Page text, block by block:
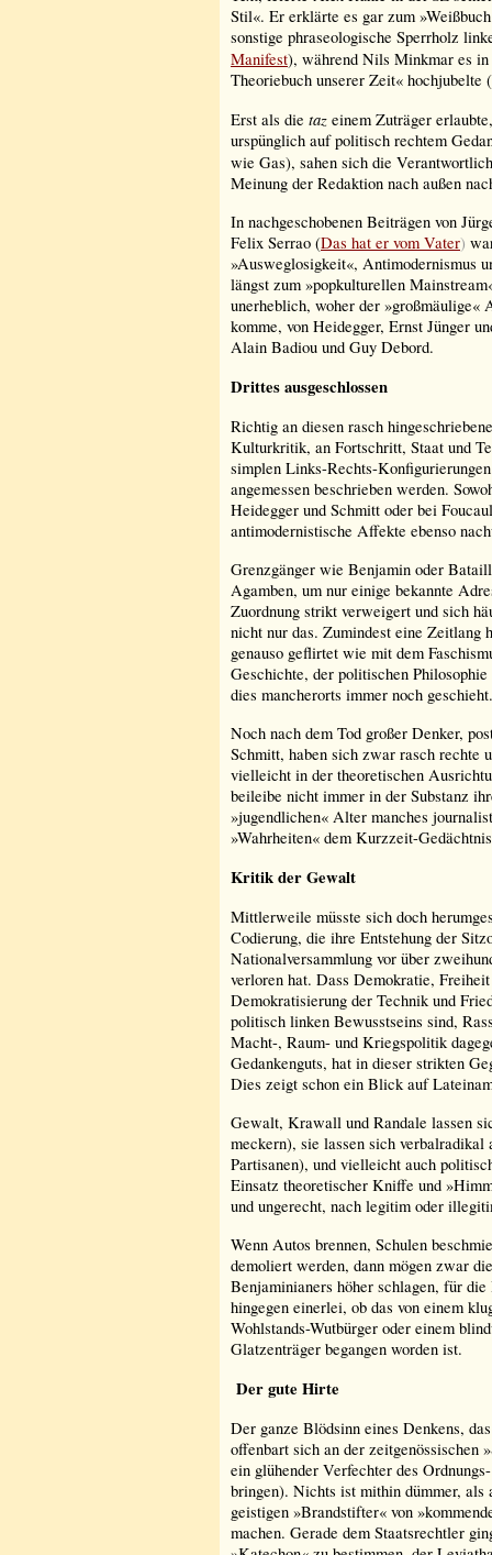
Stil«. Er erklärte es gar zum
sonstige phraseologische Sperrholz
Manifest), während Nils Minkmar es
Theoriebuch unserer Zeit« hochjubelte (
Erst als die taz einem Zuträger
urspünglich auf politisch rechtem
wie Gas), sahen sich die
Meinung der Redaktion nach außen
In nachgeschobenen Beiträgen von
Felix Serrao (Das hat er vom Vater)
»Ausweglosigkeit«, Antimodernismus
längst zum »popkulturellen
unerheblich, woher der
komme, von Heidegger, Ernst Jünger
Alain Badiou und Guy Debord.
Drittes ausgeschlossen
Richtig an diesen rasch
Kulturkritik, an Fortschritt, Staat und
simplen Links-Rechts-
angemessen beschrieben werden.
Heidegger und Schmitt oder bei
antimodernistische Affekte ebenso
Grenzgänger wie Benjamin oder
Agamben, um nur einige bekannte
Zuordnung strikt verweigert und sich
nicht nur das. Zumindest eine Zeitlang
genauso geflirtet wie mit dem
Geschichte, der politischen
dies mancherorts immer noch geschieht.
Noch nach dem Tod großer Denker,
Schmitt, haben sich zwar rasch rechte
vielleicht in der theoretischen
beileibe nicht immer in der Substanz
»jugendlichen« Alter manches
»Wahrheiten« dem Kurzzeit-
Kritik der Gewalt
Mittlerweile müsste sich doch
Codierung, die ihre Entstehung der
Nationalversammlung vor über
verloren hat. Dass Demokratie,
Demokratisierung der Technik und
politisch linken Bewusstseins sind,
Macht-, Raum- und Kriegspolitik
Gedankenguts, hat in dieser strikten
Dies zeigt schon ein Blick auf
Gewalt, Krawall und Randale lassen
meckern), sie lassen sich
Partisanen), und vielleicht auch
Einsatz theoretischer Kniffe und
und ungerecht, nach legitim oder
Wenn Autos brennen, Schulen
demoliert werden, dann mögen zwar
Benjaminianers höher schlagen, für
hingegen einerlei, ob das von einem
Wohlstands-Wutbürger oder einem
Glatzenträger begangen worden ist.
Der gute Hirte
Der ganze Blödsinn eines Denkens,
offenbart sich an der
ein glühender Verfechter des
bringen). Nichts ist mithin dümmer, als
geistigen »Brandstifter« von
machen. Gerade dem Staatsrechtler